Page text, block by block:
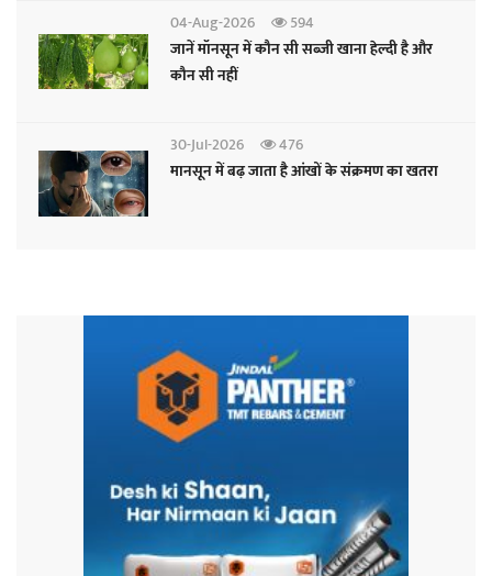
04-Aug-2026
594
जानें मॉनसून में कौन सी सब्जी खाना हेल्दी है और
कौन सी नहीं
30-Jul-2026
476
मानसून में बढ़ जाता है आंखों के संक्रमण का खतरा